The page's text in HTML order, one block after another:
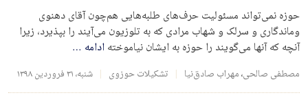
حوزه نمی‌تواند مسئولیت حرف‌های طلبه‌هایی هم‌چون آقای دهنوی
وماندگاری و سرلک و شهاب مرادی که به تلوزیون می‌آیند را بپذیرد، زیرا
آنچه که آنها می‌گویند را حوزه به ایشان نیاموختهادامه …
مصطفی صالحی،مهراب صادق‌نیا تشکیلات حوزوی شنبه، ۳۱ فروردین ۱۳۹۸